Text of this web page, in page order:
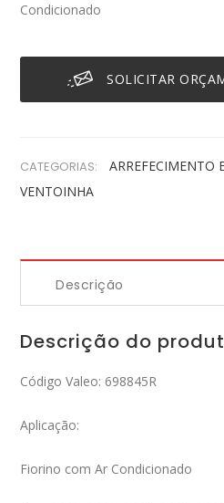
Condicionado
SOLICITAR
CATEGORIAS: ARREFECIMENTO
VENTOINHA
Descrição
Descrição do
Código Valeo: 698845R
Aplicação:
Fiorino com Ar Condicionado